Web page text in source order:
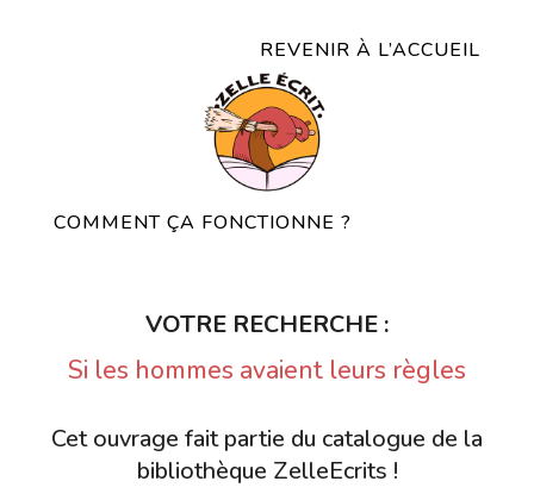
REVENIR À L’ACCUEIL
COMMENT ÇA FONCTIONNE ?
VOTRE RECHERCHE :
Si les hommes avaient leurs règles
Cet ouvrage fait partie du catalogue de la
bibliothèque ZelleEcrits !